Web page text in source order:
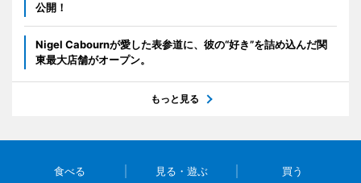
公開！
Nigel Cabournが愛した表参道に、彼の“好き”を詰め込んだ関
東最大店舗がオープン。
もっと見る
食べる 見る・遊ぶ 買う